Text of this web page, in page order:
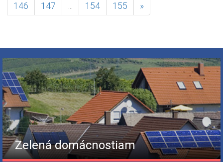
146
147 154 155 »
Zelená domácnostiam